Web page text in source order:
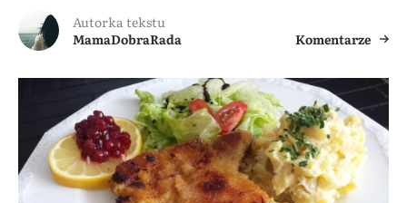
Autorka tekstu
MamaDobraRada
Komentarze